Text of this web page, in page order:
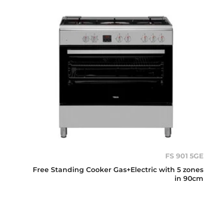
FS 901 5GE
Free Standing Cooker Gas+Electric with 5 zones
in 90cm